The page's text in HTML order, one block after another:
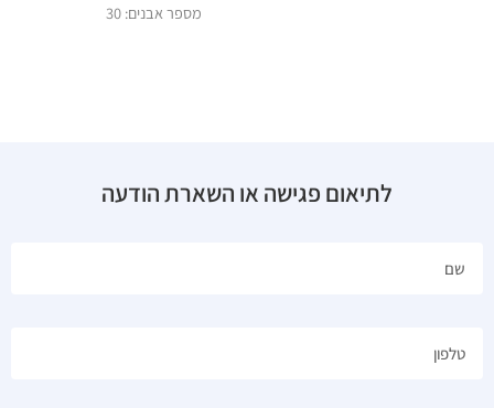
מספר אבנים: 30
לתיאום פגישה או השארת הודעה